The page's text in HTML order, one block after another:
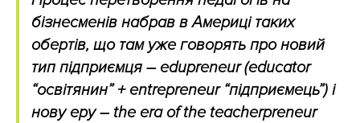
бізнесменів набрав в Америці таких
обертів, що там уже говорять про новий
тип підприємця – edupreneur (educator
“освітянин” + entrepreneur “підприємець”) і
нову еру – the era of the teacherpreneur